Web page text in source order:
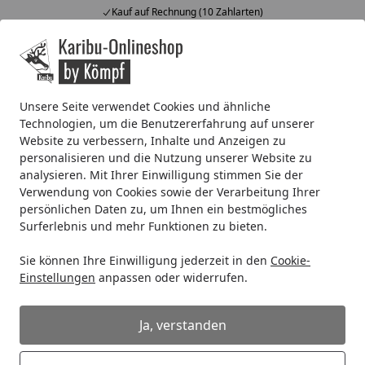
Unsere Seite verwendet Cookies und ähnliche
Technologien, um die Benutzererfahrung auf unserer
Website zu verbessern, Inhalte und Anzeigen zu
personalisieren und die Nutzung unserer Website zu
analysieren. Mit Ihrer Einwilligung stimmen Sie der
Verwendung von Cookies sowie der Verarbeitung Ihrer
persönlichen Daten zu, um Ihnen ein bestmögliches
Surferlebnis und mehr Funktionen zu bieten.
Sie können Ihre Einwilligung jederzeit in den Cookie-
Einstellungen anpassen oder widerrufen.
Ja, verstanden
Kauf auf Rechnung (10 Zahlarten)
Alle Produkte
Mein Konto
Startseite
Systemhaus Zubehör für Systemhäuser Dachrinnen
Kunststoff Dachrinnenset 382B für
Pavillons (6 Ecken)